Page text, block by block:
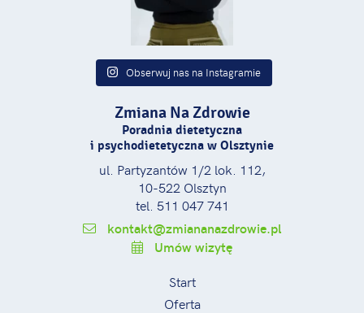
Obserwuj nas na Instagramie
Zmiana Na Zdrowie
Poradnia dietetyczna
i psychodietetyczna w Olsztynie
ul. Partyzantów 1/2 lok. 112,
10-522 Olsztyn
tel. 511 047 741
kontakt@zmiananazdrowie.pl
Umów wizytę
Start
Oferta